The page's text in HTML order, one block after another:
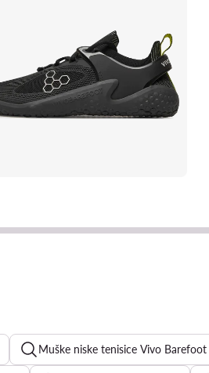
Muške niske tenisice Vivo Barefoot